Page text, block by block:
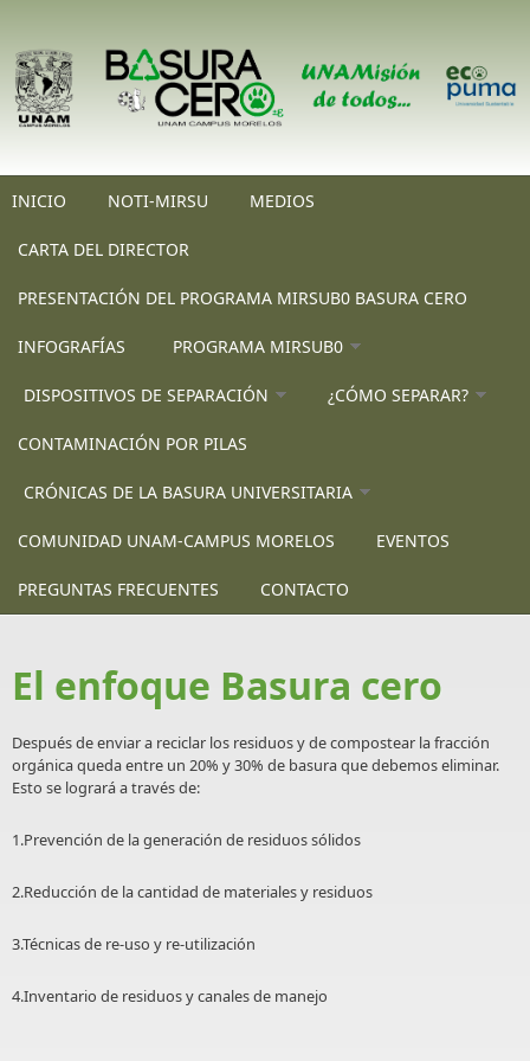
INICIO NOTI-MIRSU MEDIOS
CARTA DEL DIRECTOR
PRESENTACIÓN DEL PROGRAMA MIRSUB0 BASURA CERO
INFOGRAFÍAS PROGRAMA MIRSUB0
DISPOSITIVOS DE SEPARACIÓN ¿CÓMO SEPARAR?
CONTAMINACIÓN POR PILAS
CRÓNICAS DE LA BASURA UNIVERSITARIA
COMUNIDAD UNAM-CAMPUS MORELOS EVENTOS
PREGUNTAS FRECUENTES CONTACTO
El enfoque Basura cero
Después de enviar a reciclar los residuos y de compostear la fracción
orgánica queda entre un 20% y 30% de basura que debemos eliminar.
Esto se logrará a través de:
1.Prevención de la generación de residuos sólidos
2.Reducción de la cantidad de materiales y residuos
3.Técnicas de re-uso y re-utilización
4.Inventario de residuos y canales de manejo